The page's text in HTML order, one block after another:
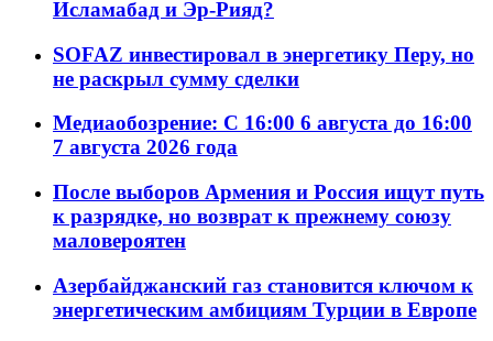
Исламабад и Эр-Рияд?
SOFAZ инвестировал в энергетику Перу, но
не раскрыл сумму сделки
Медиаобозрение: С 16:00 6 августа до 16:00
7 августа 2026 года
После выборов Армения и Россия ищут путь
к разрядке, но возврат к прежнему союзу
маловероятен
Азербайджанский газ становится ключом к
энергетическим амбициям Турции в Европе